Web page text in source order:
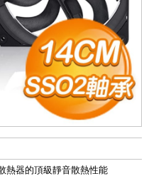
熱器的頂級靜音散熱性能